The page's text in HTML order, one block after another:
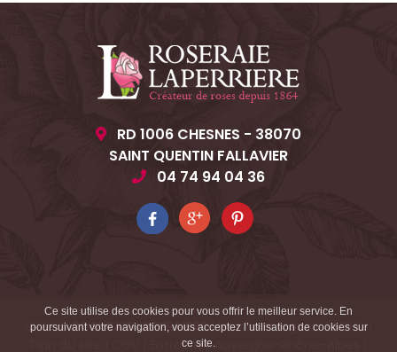
RD 1006 CHESNES - 38070
SAINT QUENTIN FALLAVIER
04 74 94 04 36
© 2026ROSERAIE LAPERRIERE|Mentions légales|RGPD|
Entreprise Auvergne-Rhône-Alpes
Ce site utilise des cookies pour vous offrir le meilleur service. En
poursuivant votre navigation, vous acceptez l’utilisation de cookies sur
ce site.